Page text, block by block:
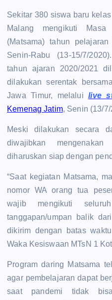
Sekitar 380 siswa baru
Malang mengikuti Masa
(Matsama) tahun
Senin-Rabu (13-15/7/
tahun ajaran 2020/2021
dilakukan serentak
Jawa Timur, melaluilive
Kemenag Jatim, Senin (13/
Meski dilakukan secara
diwajibkan
diharuskan siap dengan
“Saat kegiatan Matsama,
nomor WA orang tua
wajib mengikuti
tanggapan/umpan balik
dikirim dengan batas
Waka Kesiswaan MTsN 1
Program daring Matsama
agar pembelajaran dapat
saat pandemi tidak